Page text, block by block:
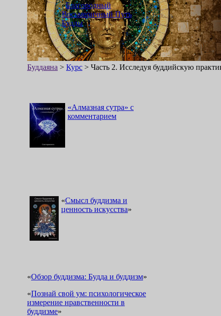
Буддаяна > Курс > Часть 2. Исследуя буддийскую
«Благородный
Восьмеричный Путь
Будды»
«Алмазная сутра» с
комментарием
«Смысл буддизма и
ценность искусства»
«Обзор буддизма: Будда и буддизм»
«Познай свой ум: психологическое
измерение нравственности в
буддизме»